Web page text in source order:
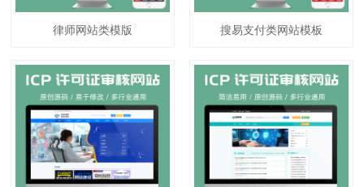
律师网站类模版 搜易支付类网站模板